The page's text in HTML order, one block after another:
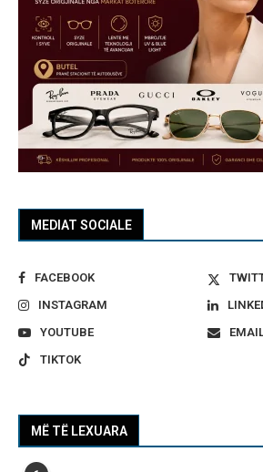
MEDIAT SOCIALE
FACEBOOK
INSTAGRAM
YOUTUBE
TIKTOK
MË TË LEXUARA